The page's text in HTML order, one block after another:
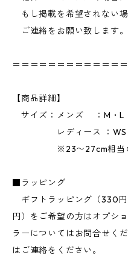
もし掲載を希望されない
ご連絡をお願い致します。
＝＝＝＝＝＝＝＝＝＝＝＝
【商品詳細】
サイズ：メンズ ：M・L
レディース ：WS・
※23〜27cm相当の
■ラッピング
ギフトラッピング（330
円）をご希望の方はオプシ
ラーについてはお問合せく
はご連絡をください。